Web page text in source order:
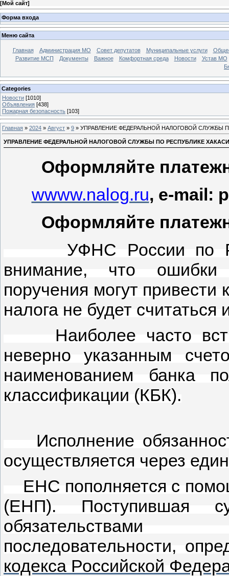
[Мой сайт]
Форма входа
Меню сайта
Главная Администрация МО Совет депутатов Муниципальные услуги
Развитие МСП
Документы Важное Комфортная среда Новости
Устав МО
Categories
Новости [1010]
Объявления [438]
Пожарная безопасность [103]
Главная » 2024 » Август » 9 » УПРАВЛЕНИЕ ФЕДЕРАЛЬНОЙ НАЛОГОВОЙ СЛУЖБЫ
УПРАВЛЕНИЕ ФЕДЕРАЛЬНОЙ НАЛОГОВОЙ СЛУЖБЫ ПО РЕСПУБЛИКЕ
Оформляйте
wwww.nalog.ru, e-mail:
Оформляйте
УФНС России по
внимание, что ошибки
поручения могут привести
налога не будет считаться
Наиболее часто
неверно указанным
наименованием банка
классификации (КБК).
Исполнение
осуществляется через
ЕНС пополняется с
(ЕНП). Поступившая
последовательности,
кодекса Российской